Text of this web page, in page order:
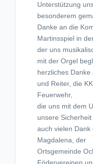
Unterstützung
besonderem
Danke an die
Martinsspiel in
der uns
mit der Orgel
herzliches
und Reiter, die
Feuerwehr,
die uns mit dem
unsere
auch vielen
Magdalena, der
Ortsgemeinde